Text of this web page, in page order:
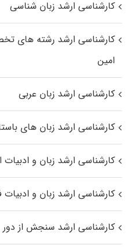
کارشناسی ارشد زبان شناسی
کارشناسی ارشد رﺷﺘﻪ ﻫﺎی
اﻣﻴﻦ
کارشناسی ارشد زبان عربی
کارشناسی ارشد زبان‌ های
کارشناسی ارشد زبان و ادبیات
کارشناسی ارشد زبان و
کارشناسی ارشد سنجش از دور